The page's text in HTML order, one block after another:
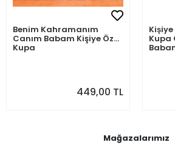
Benim Kahramanım
Canım Babam Kişiye Özel
Kupa
449,00 TL
Kupa
Mağazalarımız